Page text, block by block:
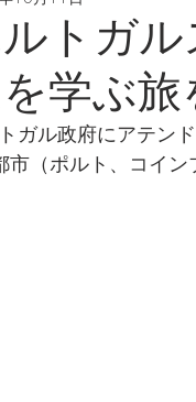
び舎「道場・研究会」
について、メンバーでデ
トガ
学ぶ旅
ガル政府にアテン
市（ポルト、コイン